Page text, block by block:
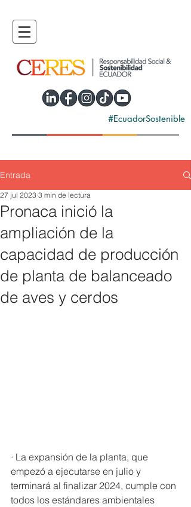
#EcuadorSostenible
Entrada
Pronaca inició la
ampliación de la
capacidad de producción
de planta de balanceado
de aves y cerdos
27 jul 2023 3 min de lectura
· La expansión de la planta, que
empezó a ejecutarse en julio y
terminará al finalizar 2024, cumple con
todos los estándares ambientales